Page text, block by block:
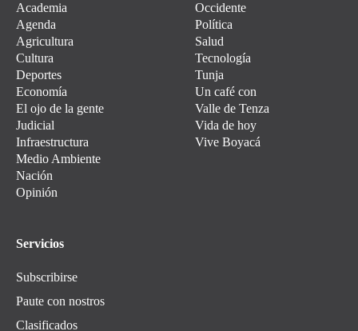
Academia
Agenda
Agricultura
Cultura
Deportes
Economía
El ojo de la gente
Judicial
Infraestructura
Medio Ambiente
Nación
Opinión
Occidente
Política
Salud
Tecnología
Tunja
Un café con
Valle de Tenza
Vida de hoy
Vive Boyacá
Servicios
Subscribirse
Paute con nostros
Clasificados